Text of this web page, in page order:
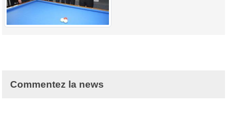
Commentez la news